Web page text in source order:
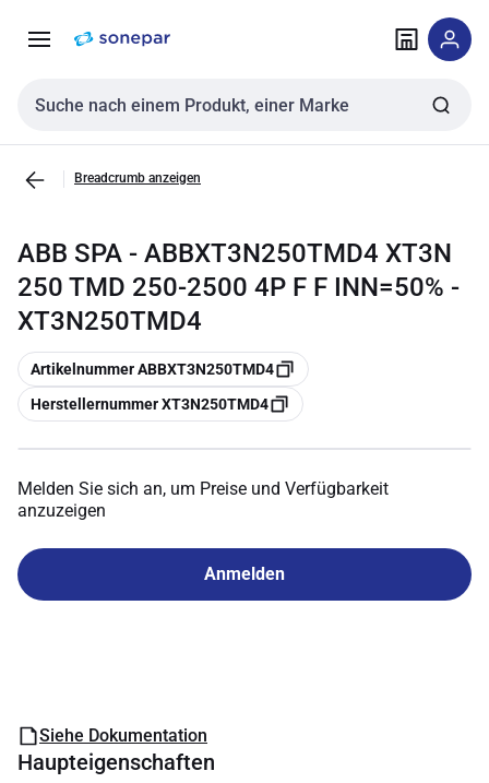
NavigationInhalt
Sucheingabe
Breadcrumb anzeigen
ABB SPA - ABBXT3N250TMD4 XT3N
250 TMD 250-2500 4P F F INN=50% -
XT3N250TMD4
Kopieren
Artikelnummer ABBXT3N250TMD4
Kopieren
Herstellernummer XT3N250TMD4
Melden Sie sich an, um Preise und Verfügbarkeit
anzuzeigen
Anmelden
Siehe Dokumentation
Haupteigenschaften